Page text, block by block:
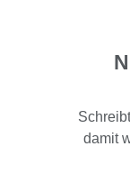
damit